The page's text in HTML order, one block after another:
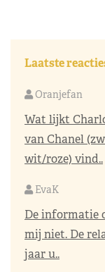
Laatste
Oranjefan
Wat lijkt
van Chanel
wit/roze) vind..
EvaK
De informatie
mij niet. De
jaar u..